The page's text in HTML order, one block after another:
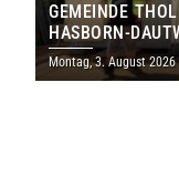
GEMEINDE
HASBORN-
MILLIONEN EURO
Montag, 3. August 2026